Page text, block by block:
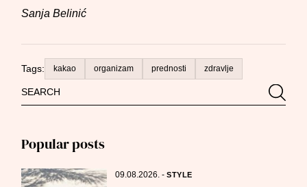
Search
for:
Popular posts
09.08.2026.-STYLE
Sanja Belinić
Tags: kakao organizam prednosti zdravlje